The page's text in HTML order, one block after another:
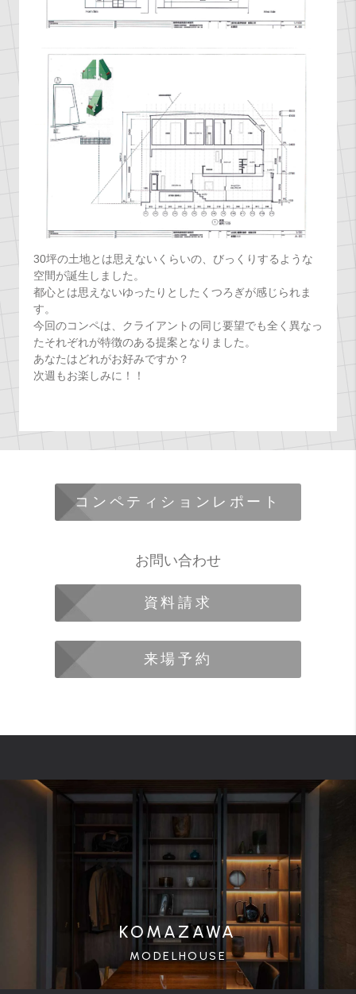
30坪の土地とは思えないくらいの、びっくりするような
空間が誕生しました。
都心とは思えないゆったりとしたくつろぎが感じられま
す。
今回のコンペは、クライアントの同じ要望でも全く異なっ
たそれぞれが特徴のある提案となりました。
あなたはどれがお好みですか？
次週もお楽しみに！！
コンペティションレポート
お問い合わせ
資料請求
来場予約
KOMAZAWA
MODELHOUSE